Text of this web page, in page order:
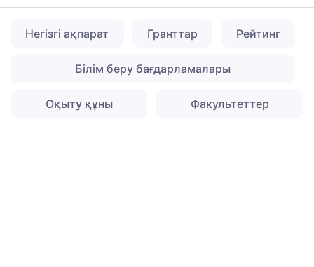
Негізгі ақпарат Гранттар Рейтинг
Білім беру бағдарламалары
Оқыту құны Факультеттер